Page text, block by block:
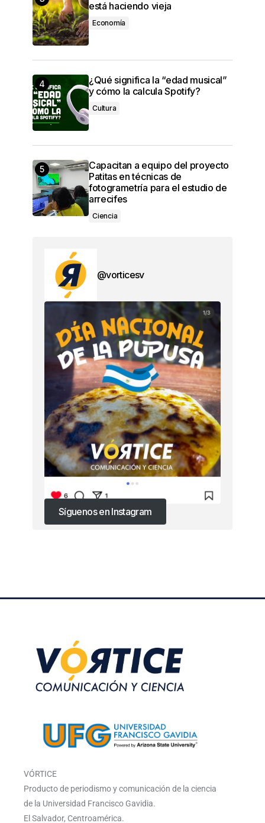
está haciendo vieja
Economía
¿Qué significa la “edad musical”
y cómo la calcula Spotify?
Cultura
Capacitan a equipo del proyecto
Patitas en técnicas de
fotogrametría para el estudio de
arrecifes
Ciencia
@vorticesv
Síguenos en Instagram
VÓRTICE
Producto de periodismo y comunicación de la ciencia
de la Universidad Francisco Gavidia.
El Salvador, Centroamérica.